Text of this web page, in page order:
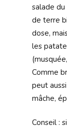
salade
de terre
dose,
les
Comme
peut
mâche,
Conseil :